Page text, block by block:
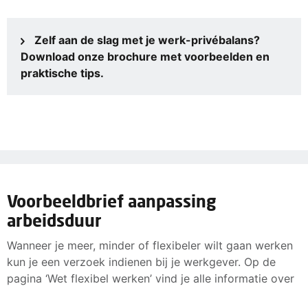
verlof of onbetaald verlof opnemen. Maak hier gebruik
van!
Zelf aan de slag met je werk-privébalans?
Download onze brochure met voorbeelden en
praktische tips.
Voorbeeldbrief aanpassing
arbeidsduur
Wanneer je meer, minder of flexibeler wilt gaan werken
kun je een verzoek indienen bij je werkgever. Op de
pagina ‘Wet flexibel werken’ vind je alle informatie over